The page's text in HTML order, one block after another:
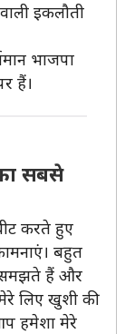
इकलौती
भाजपा
हैं।
सबसे
करते हुए
बहुत
समझते हैं और
लिए खुशी की
हमेशा मेरे